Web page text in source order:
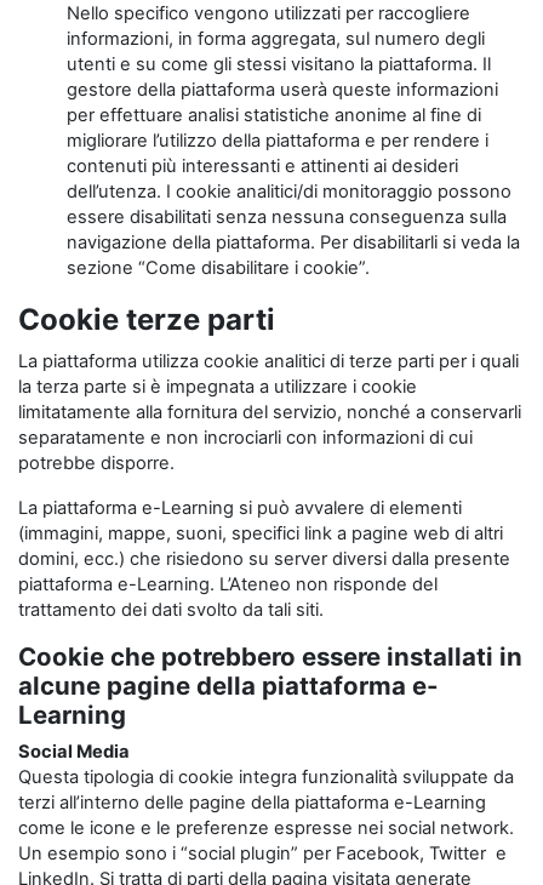
Nello specifico vengono utilizzati per raccogliere
informazioni, in forma aggregata, sul numero degli
utenti e su come gli stessi visitano la piattaforma. Il
gestore della piattaforma userà queste informazioni
per effettuare analisi statistiche anonime al fine di
migliorare l’utilizzo della piattaforma e per rendere i
contenuti più interessanti e attinenti ai desideri
dell’utenza. I cookie analitici/di monitoraggio possono
essere disabilitati senza nessuna conseguenza sulla
navigazione della piattaforma. Per disabilitarli si veda la
sezione “Come disabilitare i cookie”.
Cookie terze parti
La piattaforma utilizza cookie analitici di terze parti per i quali
la terza parte si è impegnata a utilizzare i cookie
limitatamente alla fornitura del servizio, nonché a conservarli
separatamente e non incrociarli con informazioni di cui
potrebbe disporre.
La piattaforma e-Learning si può avvalere di elementi
(immagini, mappe, suoni, specifici link a pagine web di altri
domini, ecc.) che risiedono su server diversi dalla presente
piattaforma e-Learning. L’Ateneo non risponde del
trattamento dei dati svolto da tali siti.
Cookie che potrebbero essere installati in
alcune pagine della piattaforma e-
Learning
Social Media
Questa tipologia di cookie integra funzionalità sviluppate da
terzi all’interno delle pagine della piattaforma e-Learning
come le icone e le preferenze espresse nei social network.
Un esempio sono i “social plugin” per Facebook, Twitter e
LinkedIn. Si tratta di parti della pagina visitata generate